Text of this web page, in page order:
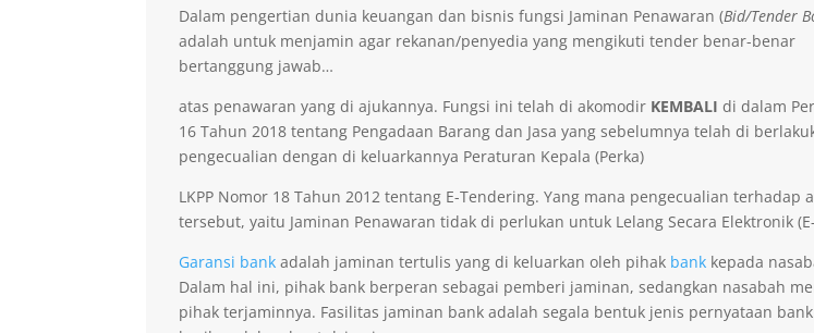
Dalam pengertian dunia keuangan dan bisnis fungsi Jaminan Penawaran (Bid/Tender
adalah untuk menjamin agar rekanan/penyedia yang mengikuti tender benar-benar
bertanggung jawab…
atas penawaran yang di ajukannya. Fungsi ini telah di akomodir KEMBALI di dalam
16 Tahun 2018 tentang Pengadaan Barang dan Jasa yang sebelumnya telah di
pengecualian dengan di keluarkannya Peraturan Kepala (Perka)
LKPP Nomor 18 Tahun 2012 tentang E-Tendering. Yang mana pengecualian terhadap
tersebut, yaitu Jaminan Penawaran tidak di perlukan untuk Lelang Secara Elektronik
Garansi bank adalah jaminan tertulis yang di keluarkan oleh pihak bank kepada
Dalam hal ini, pihak bank berperan sebagai pemberi jaminan, sedangkan nasabah
pihak terjaminnya. Fasilitas jaminan bank adalah segala bentuk jenis pernyataan